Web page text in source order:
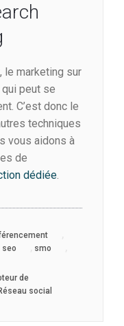
le marketing sur
peut se
C’est donc le
techniques
vous aidons à
de
dédiée.
seo smo
de
social